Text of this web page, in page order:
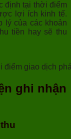
định tại thời điểm
lợi ích kinh tế.
lý của các khoản
tiền hay sẽ thu
giao dịch
ghi nhận